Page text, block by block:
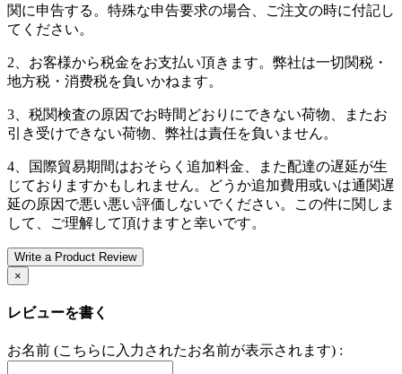
関に申告する。特殊な申告要求の場合、ご注文の時に付記し
てください。
2、お客様から税金をお支払い頂きます。弊社は一切関税・
地方税・消费税を負いかねます。
3、税関検査の原因でお時間どおりにできない荷物、またお
引き受けできない荷物、弊社は責任を負いません。
4、国際貿易期間はおそらく追加料金、また配達の遅延が生
じておりますかもしれません。どうか追加費用或いは通関遅
延の原因で悪い悪い評価しないでください。この件に関しま
して、ご理解して頂けますと幸いです。
Write a Product Review
×
レビューを書く
お名前 (こちらに入力されたお名前が表示されます) :